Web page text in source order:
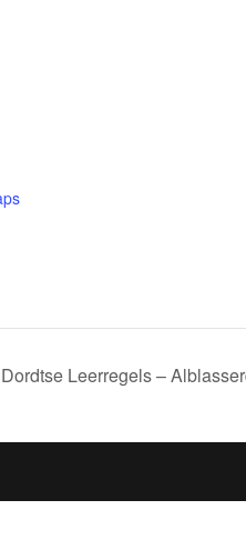
Leerregels –